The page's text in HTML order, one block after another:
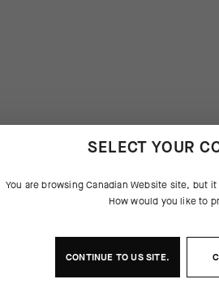
SELECT YOUR
You are browsingCanadian Website site, but it
How would you like to
CONTINUE TOUSSITE.